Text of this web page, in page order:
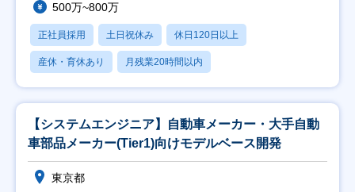
500万~800万
正社員採用 土日祝休み 休日120日以上
産休・育休あり 月残業20時間以内
【システムエンジニア】自動車メーカー・大手自動
車部品メーカー(Tier1)向けモデルベース開発
東京都